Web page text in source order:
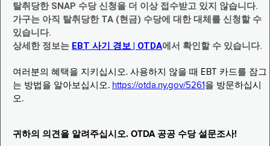
탈취당한 SNAP 수당 신청을 더 이상 접수받고 있지 않습니다.
가구는 아직 탈취당한 TA (현금) 수당에 대한 대체를 신청할 수
있습니다.
상세한 정보는 EBT 사기 경보 | OTDA에서 확인할 수 있습니다.
여러분의 혜택을 지키십시오. 사용하지 않을 때 EBT 카드를 잠그
는 방법을 알아보십시오. https://otda.ny.gov/5261 을 방문하십시
오.
귀하의 의견을 알려주십시오. OTDA 공공 수당 설문조사!